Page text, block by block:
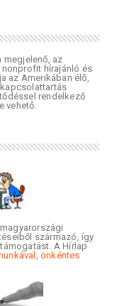
megjelenő, az
hírajánló és
az Amerikában élő,
rendelkező
vehető.
származó, így
A Hírlap
önkéntes